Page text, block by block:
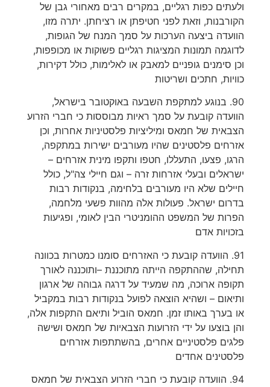
ולעתים כפות רגליים, במקרים רבים מאחורי גבן של
הקורבנות, וזאת לפני חטיפתן או רציחתן. יתרה מזו,
הוועדה ביצעה הערכות על סמך המנח של הגופות,
לדוגמה תמונות המציגות רגליים פשוקות או מכופפות,
וכן סימנים גופניים למאבק או לאלימות, כולל דקירות,
כוויות, חתכים ושריטות
90. בנוגע למתקפת השבעה באוקטובר בישראל,
הוועדה קובעת על סמך ראיות מבוססות כי חברי הזרוע
הצבאית של חמאס ומיליציות פלסטיניות אחרות, וכן
אזרחים פלסטינים שהיו מעורבים ישירות במתקפה,
הרגו, פצעו, התעללו, חטפו ותקפו מינית אזרחים –
ישראלים ובעלי אזרחות זרה – וגם חיילי צה"ל, כולל
חיילים שלא היו מעורבים בלחימה, בנקודות רבות
בדרום ישראל. פעולות אלה מהוות פשעי מלחמה,
הפרות של המשפט ההומניטרי הבין לאומי, ופגיעות
בזכויות אדם
91. הוועדה קובעת כי האזרחים סומנו כמטרות בכוונה
תחילה, שההתקפה הייתה מתוכננת –ותוכננה לאורך
תקופה ארוכה, מה שמעיד על דרגה גבוהה של ארגון
ותיאום – ושהיא הוצאה לפועל בנקודות רבות במקביל
או בערך באותו זמן. חמאס הוביל ותיאם התקפות אלה,
והן בוצעו על ידי הזרועות הצבאיות של חמאס ושישה
פלגים פלסטיניים אחרים, בהשתתפות אזרחים
פלסטינים אחדים
94. הוועדה קובעת כי חברי הזרוע הצבאית של חמאס